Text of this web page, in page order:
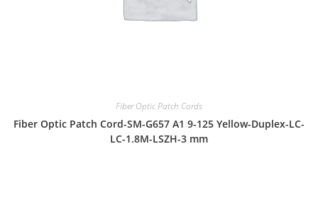
Fiber Optic Patch Cords
Fiber Optic Patch Cord-SM-G657 A1 9-125 Yellow-Duplex-LC-
LC-1.8M-LSZH-3 mm